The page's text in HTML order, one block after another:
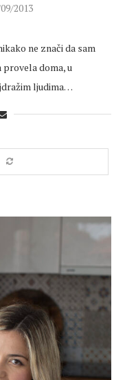
2013
ne znači da sam
provela doma, u
ljudima…